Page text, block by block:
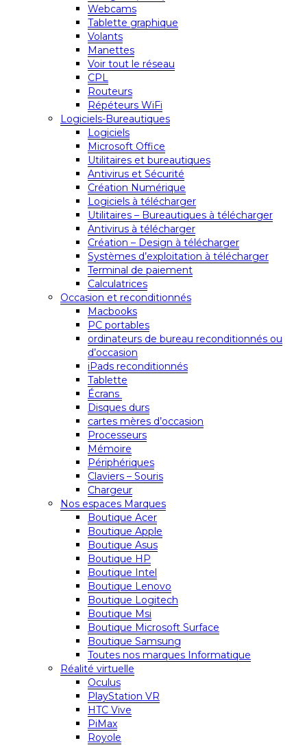
Webcams
Tablette graphique
Volants
Manettes
Voir tout le réseau
CPL
Routeurs
Répéteurs WiFi
Logiciels-Bureautiques
Logiciels
Microsoft Office
Utilitaires et bureautiques
Antivirus et Sécurité
Création Numérique
Logiciels à télécharger
Utilitaires – Bureautiques à télécharger
Antivirus à télécharger
Création – Design à télécharger
Systèmes d’exploitation à télécharger
Terminal de paiement
Calculatrices
Occasion et reconditionnés
Macbooks
PC portables
ordinateurs de bureau reconditionnés ou
d’occasion
iPads reconditionnés
Tablette
Écrans
Disques durs
cartes mères d’occasion
Processeurs
Mémoire
Périphériques
Claviers – Souris
Chargeur
Nos espaces Marques
Boutique Acer
Boutique Apple
Boutique Asus
Boutique HP
Boutique Intel
Boutique Lenovo
Boutique Logitech
Boutique Msi
Boutique Microsoft Surface
Boutique Samsung
Toutes nos marques Informatique
Réalité virtuelle
Oculus
PlayStation VR
HTC Vive
PiMax
Royole